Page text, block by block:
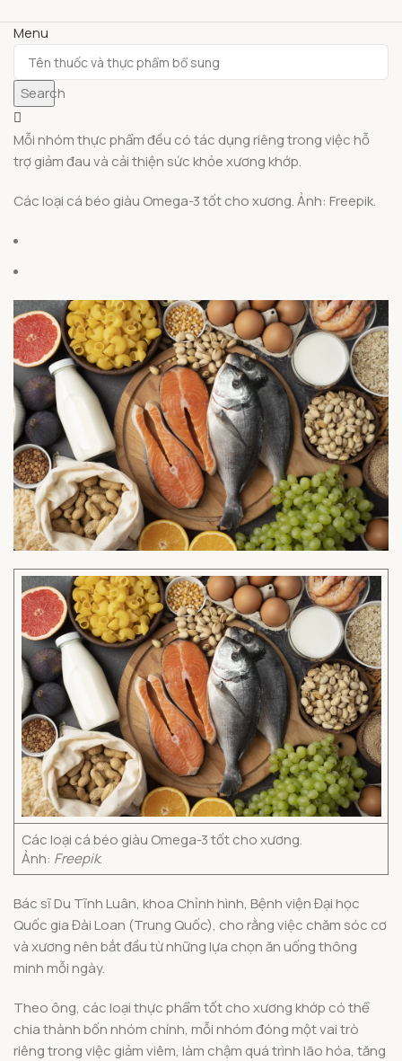
Menu
Search
Mỗi nhóm thực phẩm đều có tác dụng riêng trong việc hỗ
trợ giảm đau và cải thiện sức khỏe xương khớp.
Các loại cá béo giàu Omega-3 tốt cho xương. Ảnh: Freepik.
Các loại cá béo giàu Omega-3 tốt cho xương.
Ảnh: Freepik.
Bác sĩ Du Tĩnh Luân, khoa Chỉnh hình, Bệnh viện Đại học
Quốc gia Đài Loan (Trung Quốc), cho rằng việc chăm sóc cơ
và xương nên bắt đầu từ những lựa chọn ăn uống thông
minh mỗi ngày.
Theo ông, các loại thực phẩm tốt cho xương khớp có thể
chia thành bốn nhóm chính, mỗi nhóm đóng một vai trò
riêng trong việc giảm viêm, làm chậm quá trình lão hóa, tăng